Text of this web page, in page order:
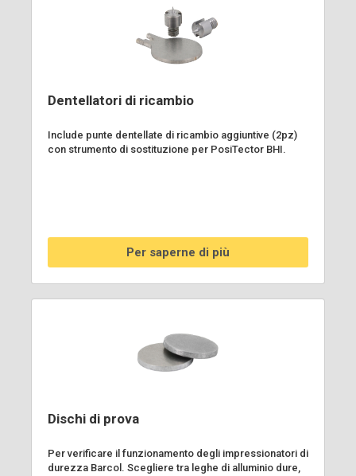
Dentellatori di ricambio
Include punte dentellate di ricambio aggiuntive (2pz)
con strumento di sostituzione per PosiTector BHI.
Per saperne di più
Dischi di prova
Per verificare il funzionamento degli impressionatori di
durezza Barcol. Scegliere tra leghe di alluminio dure,